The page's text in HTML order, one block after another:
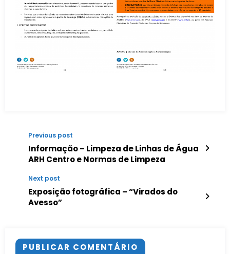
Previous post
Informação – Limpeza de Linhas de Água
ARH Centro e Normas de Limpeza
Next post
Exposição fotográfica – “Virados do
Avesso”
PUBLICAR COMENTÁRIO